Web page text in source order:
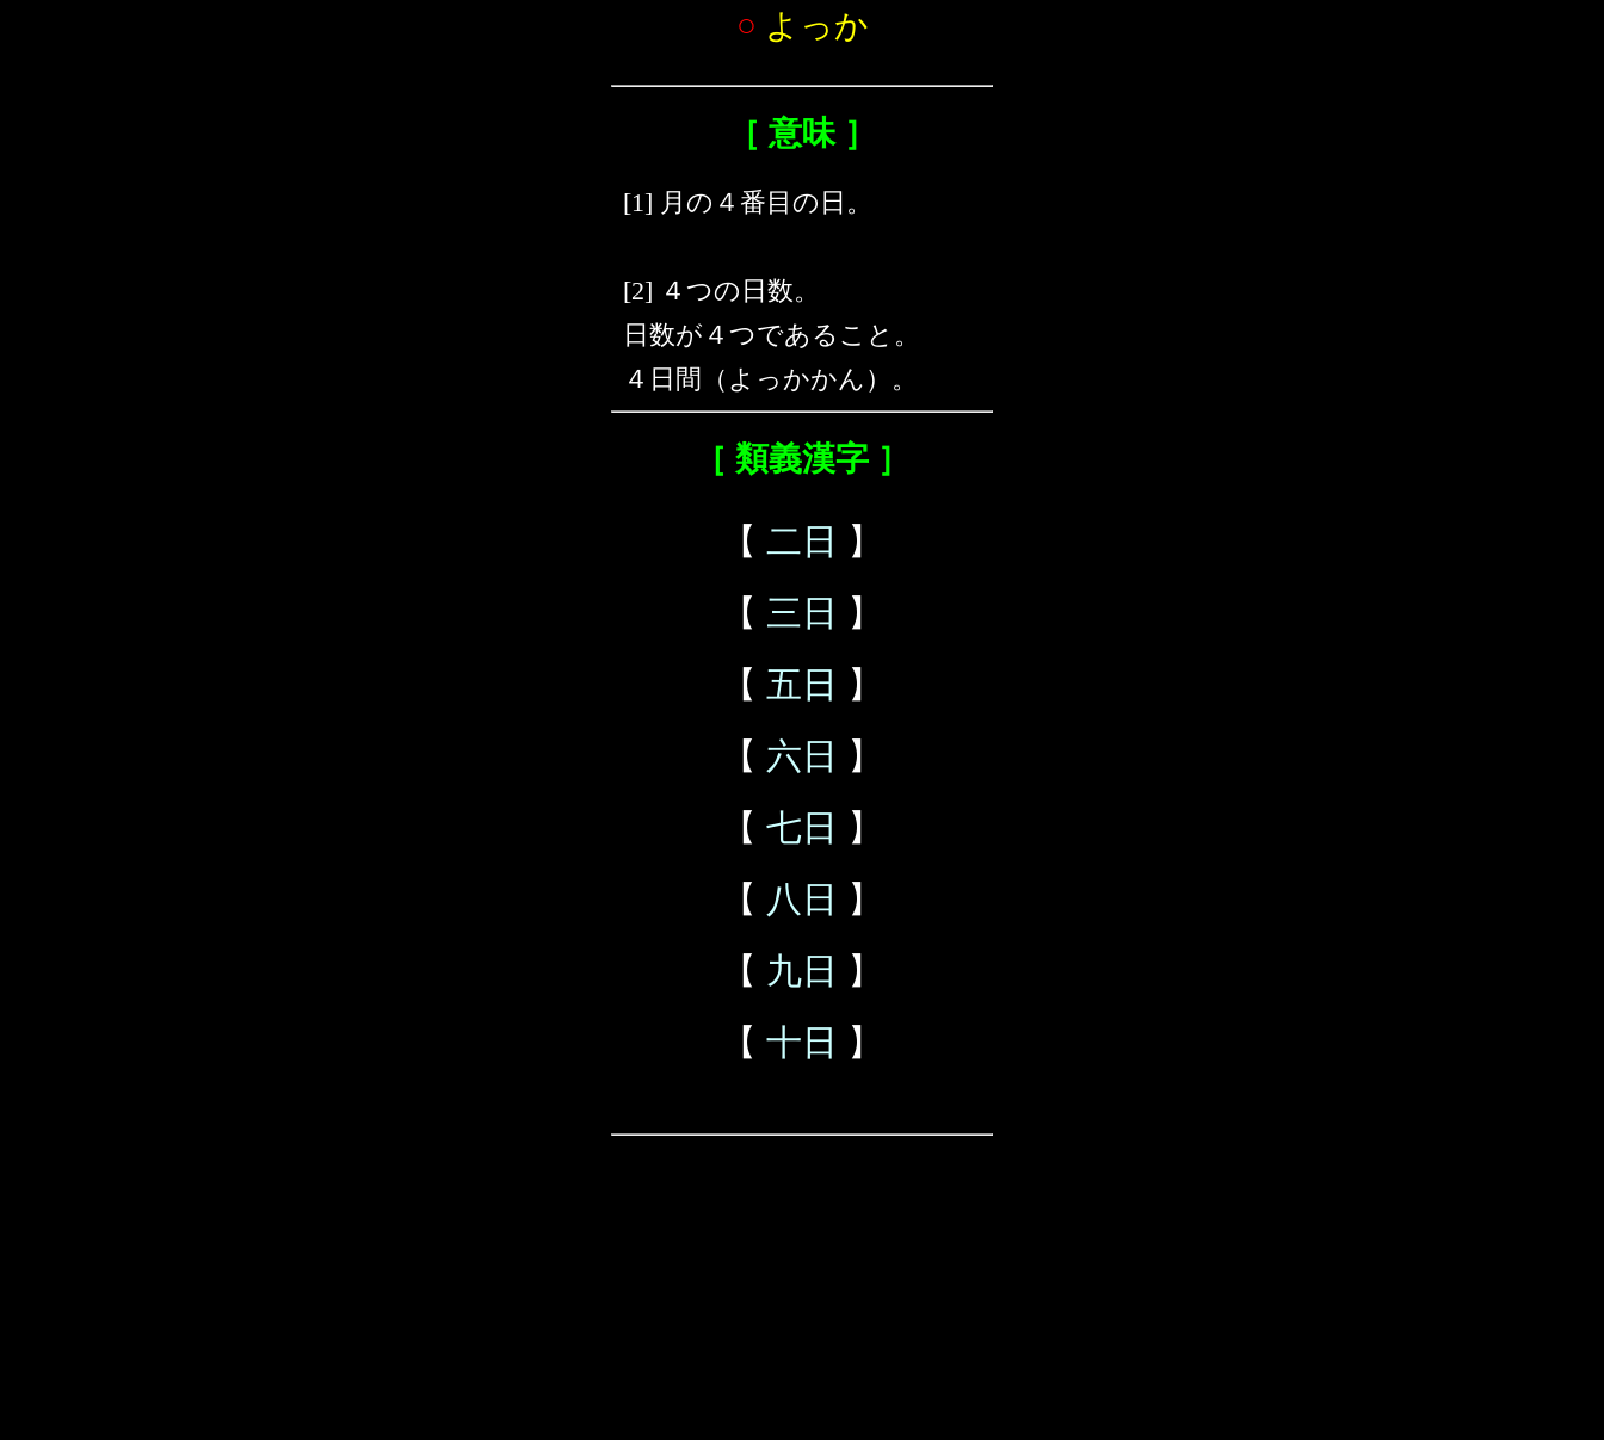
○ よっか
［ 意味 ］
[1] 月の４番目の日。
[2] ４つの日数。
日数が４つであること。
４日間（よっかかん）。
［ 類義漢字 ］
【 二日
】
【 三日
】
【 五日
】
【 六日
】
【 七日
】
【 八日
】
【 九日
】
【 十日 】